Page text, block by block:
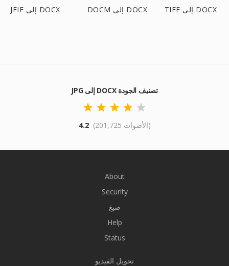
JFIF إلى DOCX DOCM إلى DOCX TIFF إلى DOCX
JPG إلى DOCX تصنيف الجودة
4.2 (201,725 الأصوات)
About
Security
صيغ
Help
Status
تحويل الفيديو